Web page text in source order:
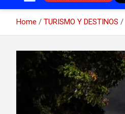
Home TURISMO Y DESTINOS